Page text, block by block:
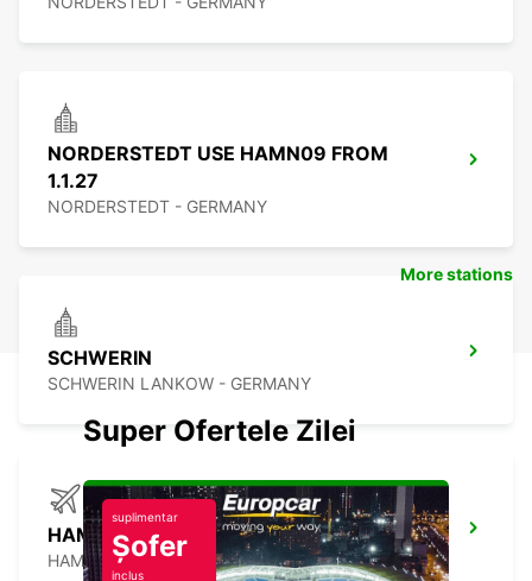
NORDERSTEDT USE HAMN09 FROM
1.1.27
NORDERSTEDT - GERMANY
SCHWERIN
SCHWERIN LANKOW - GERMANY
HAMBURG AIRPORT -IKC-
HAMBURG - GERMANY
More stations
Super Ofertele Zilei
suplimentar
Șofer
inclus